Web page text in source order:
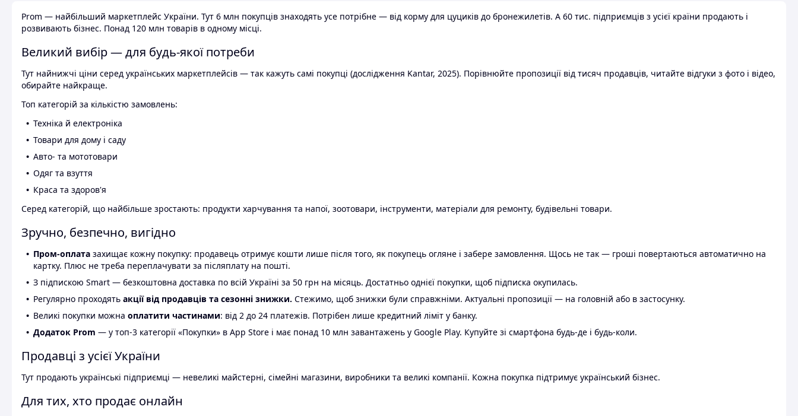
Prom — найбільший маркетплейс України. Тут 6 млн покупців знаходять усе потрібне — від корму для цуциків до бронежилетів. А 60 тис. підприємців з усієї країни продають і
розвивають бізнес. Понад 120 млн товарів в одному місці.
Великий вибір — для будь-якої потреби
Тут найнижчі ціни серед українських маркетплейсів — так кажуть самі покупці (дослідження Kantar, 2025). Порівнюйте пропозиції від тисяч продавців, читайте відгуки з фото і відео,
обирайте найкраще.
Топ категорій за кількістю замовлень:
Техніка й електроніка
Товари для дому і саду
Авто- та мототовари
Одяг та взуття
Краса та здоров'я
Серед категорій, що найбільше зростають: продукти харчування та напої, зоотовари, інструменти, матеріали для ремонту, будівельні товари.
Зручно, безпечно, вигідно
Пром-оплата захищає кожну покупку: продавець отримує кошти лише після того, як покупець огляне і забере замовлення. Щось не так — гроші повертаються автоматично на
картку. Плюс не треба переплачувати за післяплату на пошті.
З підпискою Smart — безкоштовна доставка по всій Україні за 50 грн на місяць. Достатньо однієї покупки, щоб підписка окупилась.
Регулярно проходять акції від продавців та сезонні знижки. Стежимо, щоб знижки були справжніми. Актуальні пропозиції — на головній або в застосунку.
Великі покупки можна оплатити частинами: від 2 до 24 платежів. Потрібен лише кредитний ліміт у банку.
Додаток Prom — у топ-3 категорії «Покупки» в App Store і має понад 10 млн завантажень у Google Play. Купуйте зі смартфона будь-де і будь-коли.
Продавці з усієї України
Тут продають українські підприємці — невеликі майстерні, сімейні магазини, виробники та великі компанії. Кожна покупка підтримує український бізнес.
Для тих, хто продає онлайн